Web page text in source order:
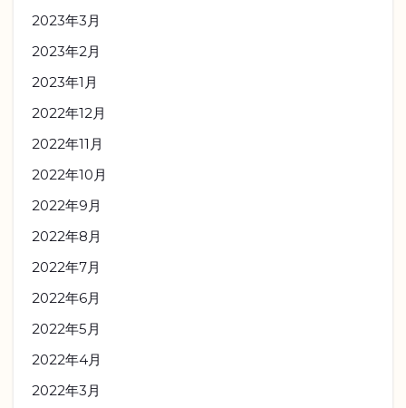
2023年3月
2023年2月
2023年1月
2022年12月
2022年11月
2022年10月
2022年9月
2022年8月
2022年7月
2022年6月
2022年5月
2022年4月
2022年3月